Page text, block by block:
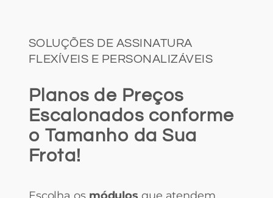
SOLUÇÕES DE ASSINATURA
FLEXÍVEIS E PERSONALIZÁVEIS
Planos de Preços
Escalonados conforme
o Tamanho da Sua
Frota!